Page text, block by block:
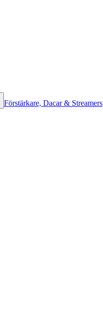
Förstärkare, Dacar & Streamers